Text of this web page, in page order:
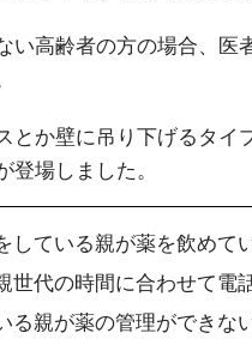
い高齢者の方の場合、
とか壁に吊り下げるタイ
登場しました。
している親が薬を飲めて
世代の時間に合わせて電
る親が薬の管理ができな